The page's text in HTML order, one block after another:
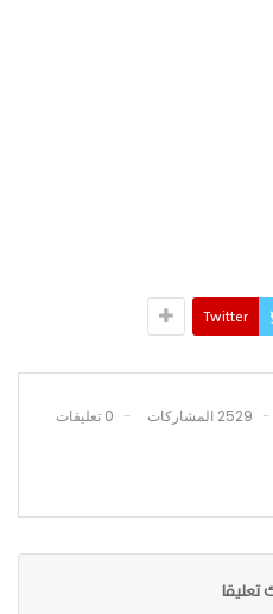
Twitter
2529 المشاركات 0 تعليقات
تعليقا